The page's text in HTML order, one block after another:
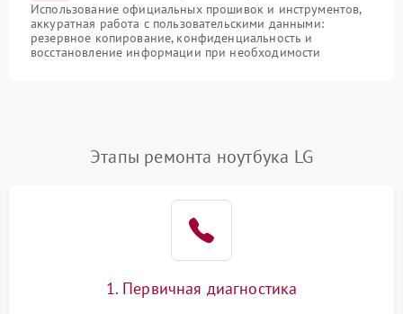
Использование официальных прошивок и инструментов,
аккуратная работа с пользовательскими данными:
резервное копирование, конфиденциальность и
восстановление информации при необходимости
Этапы ремонта ноутбука LG
1. Первичная диагностика